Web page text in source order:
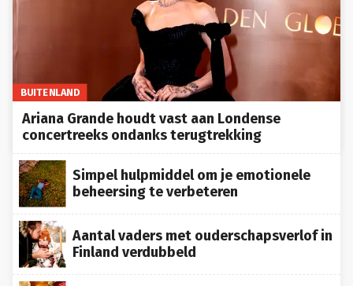
BUITENLAND
Ariana Grande houdt vast aan Londense
concertreeks ondanks terugtrekking
Simpel hulpmiddel om je emotionele
beheersing te verbeteren
Aantal vaders met ouderschapsverlof in
Finland verdubbeld